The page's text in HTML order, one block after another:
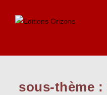
sous-thème :